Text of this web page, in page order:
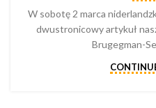
W sobotę 2 marca
dwustronicowy artykuł
Brugegman-